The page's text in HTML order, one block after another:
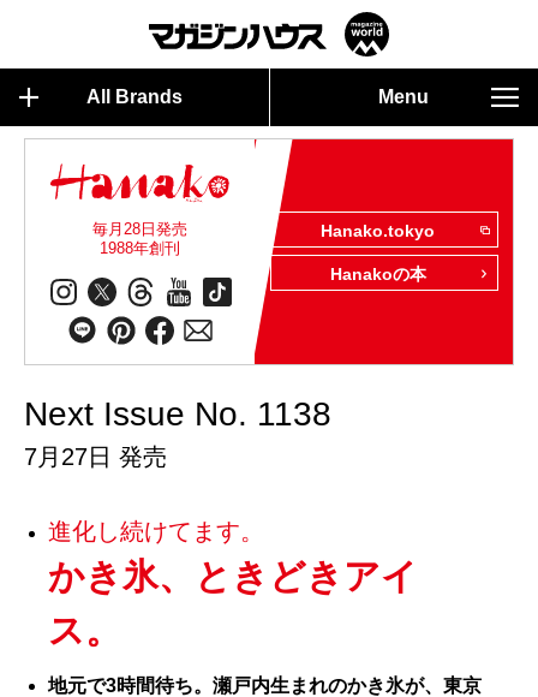
All Brands Menu
毎月28日発売
1988年創刊
Hanako.tokyo
Hanakoの本
Next Issue No. 1138
7月27日 発売
進化し続けてます。
かき氷、ときどきアイ
ス。
地元で3時間待ち。瀬戸内生まれのかき氷が、東京